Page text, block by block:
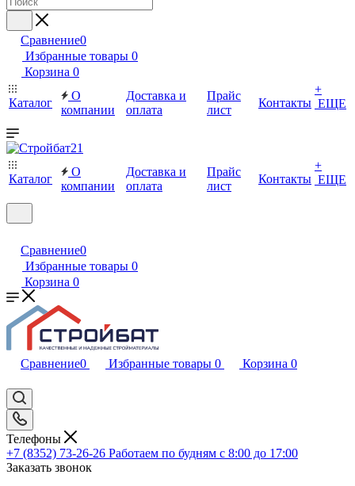
Сравнение0
Избранные товары 0
Корзина 0
Каталог
О
компании
Доставка и
оплата
Прайс
лист
Контакты
+
ЕЩЕ
Каталог
О
компании
Доставка и
оплата
Прайс
лист
Контакты
+
ЕЩЕ
Сравнение0
Избранные товары 0
Корзина 0
Сравнение0 Избранные товары 0 Корзина 0
Телефоны
+7 (8352) 73-26-26 Работаем по будням с 8:00 до 17:00
Заказать звонок